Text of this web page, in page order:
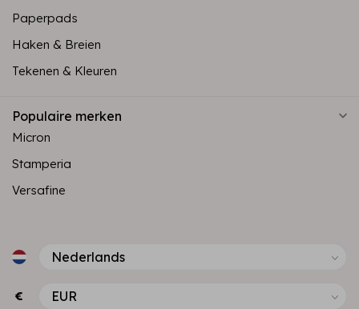
Paperpads
Haken & Breien
Tekenen & Kleuren
Populaire merken
Micron
Stamperia
Versafine
€